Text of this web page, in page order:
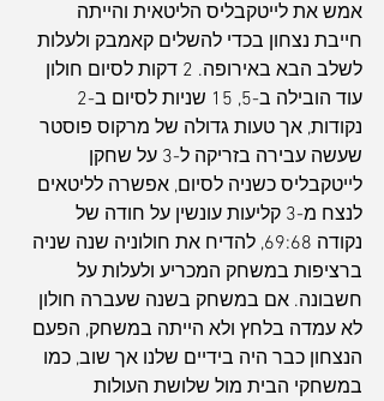
אמש את לייטקבליס הליטאית והייתה
חייבת נצחון בכדי להשלים קאמבק ולעלות
לשלב הבא באירופה. 2 דקות לסיום חולון
נקודות, אך טעות גדולה של מרקוס פוסטר
שעשה עבירה בזריקה ל-3 על שחקן
לייטקבליס כשניה לסיום, אפשרה לליטאים
לנצח מ-3 קליעות עונשין על חודה של
נקודה 69:68, להדיח את חולוניה שנה שניה
ברציפות במשחק המכריע ולעלות על
חשבונה. אם במשחק בשנה שעברה חולון
לא עמדה בלחץ ולא הייתה במשחק, הפעם
הנצחון כבר היה בידיים שלנו אך שוב, כמו
במשחקי הבית מול שלושת העולות